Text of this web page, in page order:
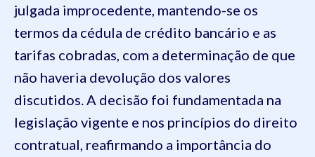
julgada improcedente, mantendo-se os
termos da cédula de crédito bancário e as
tarifas cobradas, com a determinação de que
não haveria devolução dos valores
discutidos. A decisão foi fundamentada na
legislação vigente e nos princípios do direito
contratual, reafirmando a importância do